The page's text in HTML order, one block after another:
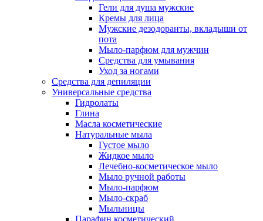
Гели для душа мужские
Кремы для лица
Мужские дезодоранты, вкладыши от
пота
Мыло-парфюм для мужчин
Средства для умывания
Уход за ногами
Средства для депиляции
Универсальные средства
Гидролаты
Глина
Масла косметические
Натуральные мыла
Густое мыло
Жидкое мыло
Лечебно-косметическое мыло
Мыло ручной работы
Мыло-парфюм
Мыло-скраб
Мыльницы
Парафин косметический